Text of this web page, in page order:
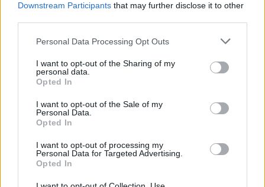
Downstream Participants that may further disclose it to other
Please note that this website/app uses one or more Google
not limited to your visit or usage behaviour. You may click to
grant or deny consent to Google and its third-party tags to
use your data for below specified purposes in below Google
consent section.
Personal Data Processing Opt Outs
I want to opt-out of the Sharing of my
personal data.
Opted In
I want to opt-out of the Sale of my
Personal Data.
Opted In
I want to opt-out of processing my
Personal Data for Targeted Advertising.
Opted In
Megadta az engedélyt a
háromezer lakás építésére az
2021. október 28.